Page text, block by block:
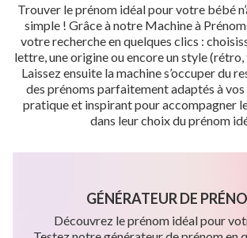
Trouver le prénom idéal pour votre bébé
simple ! Grâce à notre Machine à
votre recherche en quelques clics :
lettre, une origine ou encore un style
Laissez ensuite la machine s’occuper du
des prénoms parfaitement adaptés à
pratique et inspirant pour accompagner
dans leur choix du prénom
GÉNÉRATEUR DE
Découvrez le prénom idéal pour